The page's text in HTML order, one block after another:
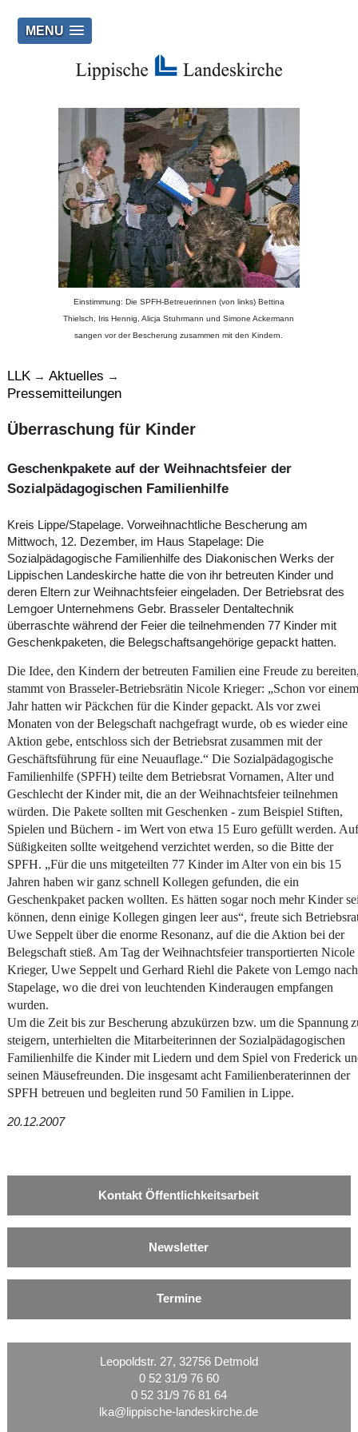
MENU
Einstimmung: Die SPFH-Betreuerinnen (von links) Bettina
Thielsch, Iris Hennig, Alicja Stuhrmann und Simone Ackermann
sangen vor der Bescherung zusammen mit den Kindern.
LLK→ Aktuelles →
Pressemitteilungen
Überraschung für Kinder
Geschenkpakete auf der Weihnachtsfeier der
Sozialpädagogischen Familienhilfe
Kreis Lippe/Stapelage. Vorweihnachtliche Bescherung am
Mittwoch, 12. Dezember, im Haus Stapelage: Die
Sozialpädagogische Familienhilfe des Diakonischen Werks der
Lippischen Landeskirche hatte die von ihr betreuten Kinder und
deren Eltern zur Weihnachtsfeier eingeladen. Der Betriebsrat des
Lemgoer Unternehmens Gebr. Brasseler Dentaltechnik
überraschte während der Feier die teilnehmenden 77 Kinder mit
Geschenkpaketen, die Belegschaftsangehörige gepackt hatten.
Die Idee, den Kindern der betreuten Familien eine Freude zu
stammt von Brasseler-Betriebsrätin Nicole Krieger: „Schon vor einem
Jahr hatten wir Päckchen für die Kinder gepackt. Als vor zwei
Monaten von der Belegschaft nachgefragt wurde, ob es wieder eine
Aktion gebe, entschloss sich der Betriebsrat zusammen mit der
Geschäftsführung für eine Neuauflage.“ Die Sozialpädagogische
Familienhilfe (SPFH) teilte dem Betriebsrat Vornamen, Alter und
Geschlecht der Kinder mit, die an der Weihnachtsfeier teilnehmen
würden. Die Pakete sollten mit Geschenken - zum Beispiel Stiften,
Spielen und Büchern - im Wert von etwa 15 Euro gefüllt werden. Auf
Süßigkeiten sollte weitgehend verzichtet werden, so die Bitte der
SPFH. „Für die uns mitgeteilten 77 Kinder im Alter von ein bis 15
Jahren haben wir ganz schnell Kollegen gefunden, die ein
Geschenkpaket packen wollten. Es hätten sogar noch mehr Kinder
können, denn einige Kollegen gingen leer aus“, freute sich
Uwe Seppelt über die enorme Resonanz, auf die die Aktion bei der
Belegschaft stieß. Am Tag der Weihnachtsfeier transportierten Nicole
Krieger, Uwe Seppelt und Gerhard Riehl die Pakete von Lemgo nach
Stapelage, wo die drei von leuchtenden Kinderaugen empfangen
wurden.
Um die Zeit bis zur Bescherung abzukürzen bzw. um die Spannung
steigern, unterhielten die Mitarbeiterinnen der Sozialpädagogischen
Familienhilfe die Kinder mit Liedern und dem Spiel von Frederick
seinen Mäusefreunden. Die insgesamt acht Familienberaterinnen der
SPFH betreuen und begleiten rund 50 Familien in Lippe.
20.12.2007
Kontakt Öffentlichkeitsarbeit
Newsletter
Termine
Leopoldstr. 27, 32756 Detmold
0 52 31/9 76 60
0 52 31/9 76 81 64
lka@lippische-landeskirche.de